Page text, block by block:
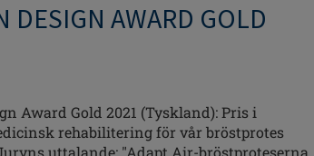
DESIGN AWARD GOLD
Award Gold 2021 (Tyskland): Pris i
rehabilitering för vår bröstprotes